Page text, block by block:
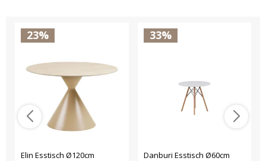
23%
Elin Esstisch Ø120cm
33%
Danburi Esstisch Ø60cm